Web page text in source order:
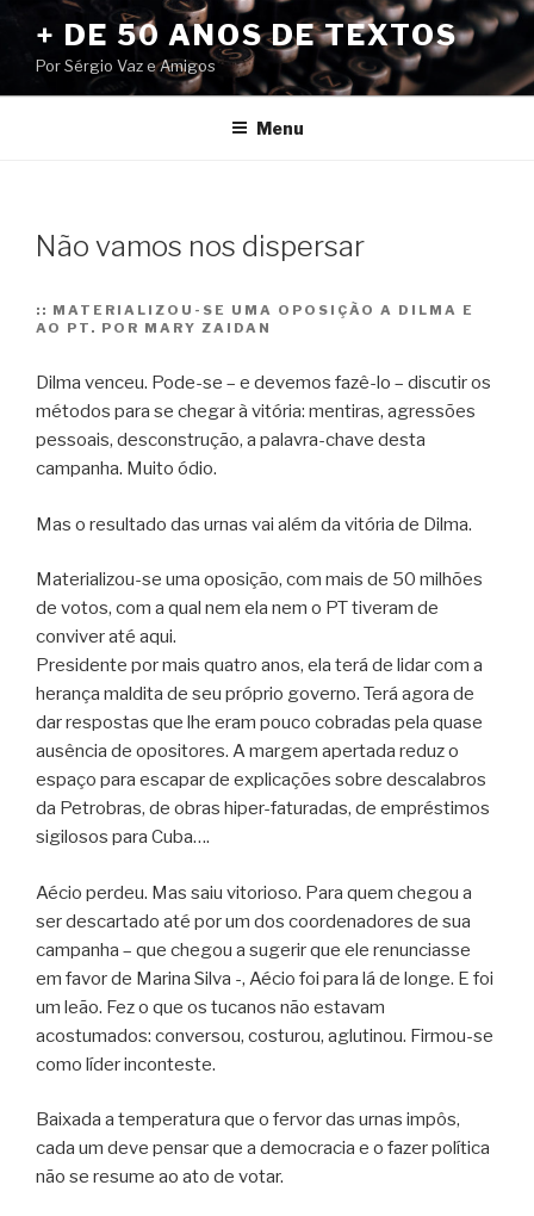
conteúdo
+ DE 50 ANOS DE TEXTOS
Por Sérgio Vaz e Amigos
Menu
Não vamos nos dispersar
:: MATERIALIZOU-SE UMA OPOSIÇÃO A DILMA E
AO PT. POR MARY ZAIDAN
Dilma venceu. Pode-se – e devemos fazê-lo – discutir os
métodos para se chegar à vitória: mentiras, agressões
pessoais, desconstrução, a palavra-chave desta
campanha. Muito ódio.
Mas o resultado das urnas vai além da vitória de Dilma.
Materializou-se uma oposição, com mais de 50 milhões
de votos, com a qual nem ela nem o PT tiveram de
conviver até aqui.
Presidente por mais quatro anos, ela terá de lidar com a
herança maldita de seu próprio governo. Terá agora de
dar respostas que lhe eram pouco cobradas pela quase
ausência de opositores. A margem apertada reduz o
espaço para escapar de explicações sobre descalabros
da Petrobras, de obras hiper-faturadas, de empréstimos
sigilosos para Cuba….
Aécio perdeu. Mas saiu vitorioso. Para quem chegou a
ser descartado até por um dos coordenadores de sua
campanha – que chegou a sugerir que ele renunciasse
em favor de Marina Silva -, Aécio foi para lá de longe. E foi
um leão. Fez o que os tucanos não estavam
acostumados: conversou, costurou, aglutinou. Firmou-se
como líder inconteste.
Baixada a temperatura que o fervor das urnas impôs,
cada um deve pensar que a democracia e o fazer política
não se resume ao ato de votar.